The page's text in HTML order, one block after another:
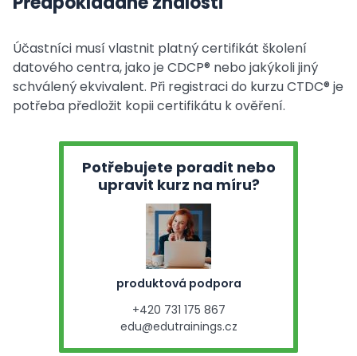
Účastníci musí vlastnit platný certifikát školení
datového centra, jako je CDCP® nebo jakýkoli jiný
schválený ekvivalent. Při registraci do kurzu CTDC® je
potřeba předložit kopii certifikátu k ověření.
Potřebujete poradit nebo
upravit kurz na míru?
produktová podpora
+420 731 175 867
edu@edutrainings.cz